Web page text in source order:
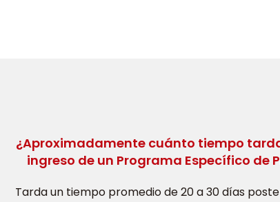
¿Aproximadamente cuánto tiempo
ingreso de un Programa Específico de
Tarda un tiempo promedio de 20 a 30 días